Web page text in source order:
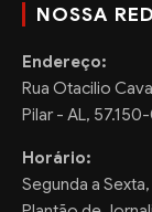
NOSSA
Endereço:
Rua Otacilio
Pilar - AL,
Horário:
Segunda a